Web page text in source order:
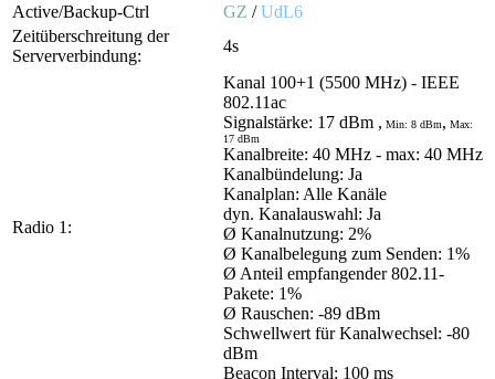
Active/Backup-Ctrl
GZ /UdL6
Zeitüberschreitung der
Serververbindung:
4s
Radio 1:
Kanal 100+1 (5500 MHz) - IEEE
802.11ac
Signalstärke: 17 dBm , Min: 8 dBm, Max:
17 dBm
Kanalbreite: 40 MHz - max: 40 MHz
Kanalbündelung: Ja
Kanalplan: Alle Kanäle
dyn. Kanalauswahl: Ja
Ø Kanalnutzung: 2%
Ø Kanalbelegung zum Senden: 1%
Ø Anteil empfangender 802.11-
Pakete: 1%
Ø Rauschen: -89 dBm
Schwellwert für Kanalwechsel: -80
dBm
Beacon Interval: 100 ms